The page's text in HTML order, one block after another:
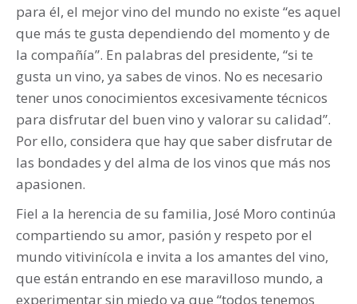
para él, el mejor vino del mundo no existe “es aquel
que más te gusta dependiendo del momento y de
la compañía”. En palabras del presidente, “si te
gusta un vino, ya sabes de vinos. No es necesario
tener unos conocimientos excesivamente técnicos
para disfrutar del buen vino y valorar su calidad”.
Por ello, considera que hay que saber disfrutar de
las bondades y del alma de los vinos que más nos
apasionen.
Fiel a la herencia de su familia, José Moro continúa
compartiendo su amor, pasión y respeto por el
mundo vitivinícola e invita a los amantes del vino,
que están entrando en ese maravilloso mundo, a
experimentar sin miedo ya que “todos tenemos